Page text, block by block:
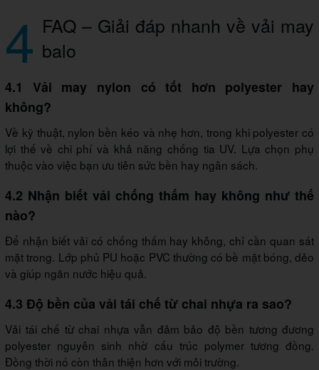
4 FAQ – Giải đáp nhanh về vải may
balo
4.1 Vải may nylon có tốt hơn polyester hay
không?
Về kỹ thuật, nylon bền kéo và nhẹ hơn, trong khi polyester có
lợi thế về chi phí và khả năng chống tia UV. Lựa chọn phụ
thuộc vào việc bạn ưu tiên sức bền hay ngân sách.
4.2 Nhận biết vải chống thấm hay không như thế
nào?
Để nhận biết vải có chống thấm hay không, chỉ cần quan sát
mặt trong. Lớp phủ PU hoặc PVC thường có bề mặt bóng, dẻo
và giúp ngăn nước hiệu quả.
4.3 Độ bền của vải tái chế từ chai nhựa ra sao?
Vải tái chế từ chai nhựa vẫn đảm bảo độ bền tương đương
polyester nguyên sinh nhờ cấu trúc polymer tương đồng.
Đồng thời nó còn thân thiện hơn với môi trường.